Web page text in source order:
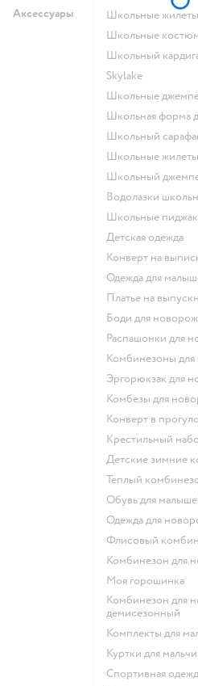
Аксессуары
Школьные
Школьные
Школьный
Skylake
Школьные
Школьная форма
Школьный
Школьные
Школьный
Водолазки
Школьные
Детская одежда
Конверт на
Одежда для
Платье на
Боди для
Распашонки для
Комбинезоны
Эргорюкзак для
Комбезы для
Конверт в
Крестильный
Детские зимние
Теплый
Обувь для
Одежда для
Флисовый
Комбинезон для
Моя горошинка
Комбинезон для новорожденных
демисезонный
Комплекты для
Куртки для
Спортивная